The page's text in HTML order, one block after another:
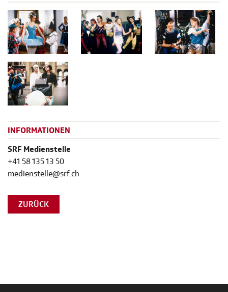
INFORMATIONEN
SRF Medienstelle
+41 58 135 13 50
medienstelle@srf.ch
ZURÜCK